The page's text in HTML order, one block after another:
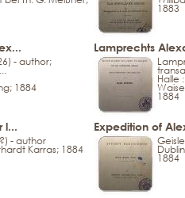
1883
- author;
1884
Lamprechts
Halle
1884
l...
- author
Karras; 1884
Expedition of
1884